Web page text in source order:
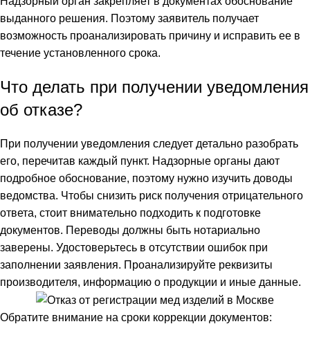
выданного решения. Поэтому заявитель получает
возможность проанализировать причину и исправить ее в
течение установленного срока.
Что делать при получении уведомления
об отказе?
При получении уведомления следует детально разобрать
его, перечитав каждый пункт. Надзорные органы дают
подробное обоснование, поэтому нужно изучить доводы
ведомства. Чтобы снизить риск получения отрицательного
ответа, стоит внимательно подходить к подготовке
документов. Переводы должны быть нотариально
заверены. Удостоверьтесь в отсутствии ошибок при
заполнении заявления. Проанализируйте реквизиты
производителя, информацию о продукции и иные данные.
Обратите внимание на сроки коррекции документов: